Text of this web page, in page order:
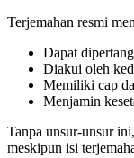
Terjemahan resmi
Dapat
Diakui oleh
Memiliki cap
Menjamin
Tanpa unsur-unsur
meskipun isi